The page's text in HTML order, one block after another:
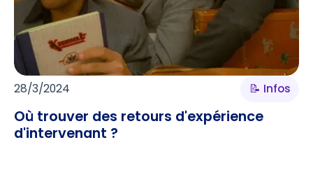
28/3/2024 📝 Infos
Où trouver des retours d'expérience
d'intervenant ?